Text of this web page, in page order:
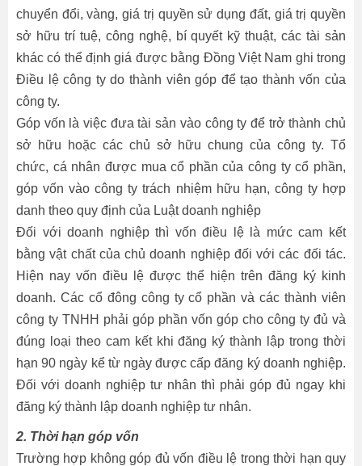
chuyển đổi, vàng, giá trị quyền sử dụng đất, giá trị quyền
sở hữu trí tuệ, công nghệ, bí quyết kỹ thuật, các tài sản
khác có thể định giá được bằng Đồng Việt Nam ghi trong
Điều lệ công ty do thành viên góp để tạo thành vốn của
công ty.
Góp vốn là việc đưa tài sản vào công ty để trở thành chủ
sở hữu hoặc các chủ sở hữu chung của công ty. Tổ
chức, cá nhân được mua cổ phần của công ty cổ phần,
góp vốn vào công ty trách nhiệm hữu hạn, công ty hợp
danh theo quy định của Luật doanh nghiệp
Đối với doanh nghiệp thì vốn điều lệ là mức cam kết
bằng vật chất của chủ doanh nghiệp đối với các đối tác.
Hiện nay vốn điều lệ được thể hiện trên đăng ký kinh
doanh. Các cổ đông công ty cổ phần và các thành viên
công ty TNHH phải góp phần vốn góp cho công ty đủ và
đúng loại theo cam kết khi đăng ký thành lập trong thời
hạn 90 ngày kể từ ngày được cấp đăng ký doanh nghiệp.
Đối với doanh nghiệp tư nhân thì phải góp đủ ngay khi
đăng ký thành lập doanh nghiệp tư nhân.
2. Thời hạn góp vốn
Trường hợp không góp đủ vốn điều lệ trong thời hạn quy